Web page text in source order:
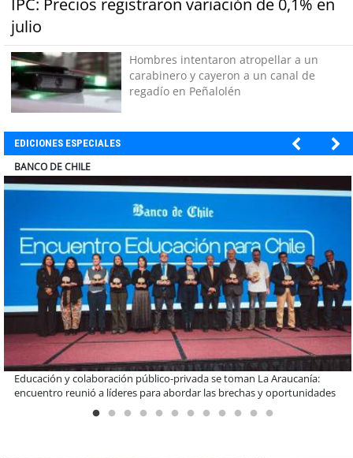
julio
Hombres intentaron atropellar a un
carabinero y cayeron a un canal de
regadío en Peñalolén
EDICIONES ESPECIALES
ELECTROLUX
Claves para comprar electrodomésticos durante el Black Sale